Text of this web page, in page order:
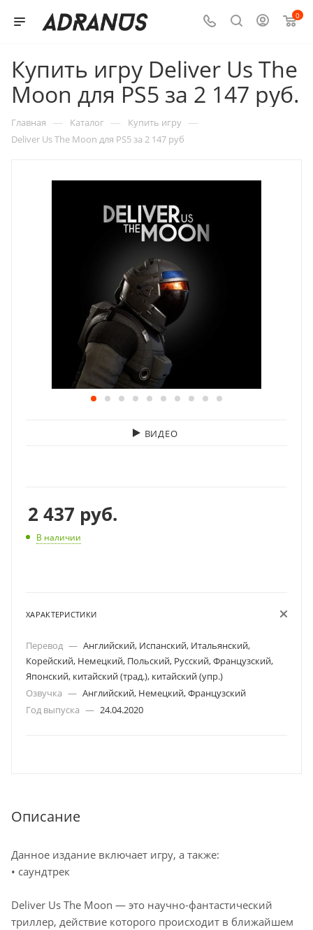
0
Купить игру Deliver Us The
Moon для PS5 за 2 147 руб.
Главная — Каталог — Купить игру —
Deliver Us The Moon для PS5 за 2 147 руб
ВИДЕО
2 437 руб.
В наличии
ХАРАКТЕРИСТИКИ
Перевод — Английский, Испанский, Итальянский,
Корейский, Немецкий, Польский, Русский, Французский,
Японский, китайский (трад.), китайский (упр.)
Озвучка — Английский, Немецкий, Французский
Год выпуска — 24.04.2020
Описание
Данное издание включает игру, а также:
• саундтрек
Deliver Us The Moon — это научно-фантастический
триллер, действие которого происходит в ближайшем